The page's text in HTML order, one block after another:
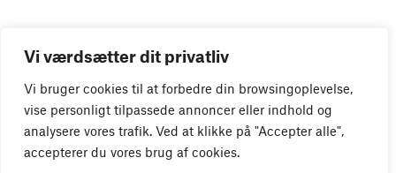
Vi værdsætter dit privatliv
Vi bruger cookies til at forbedre din browsingoplevelse,
vise personligt tilpassede annoncer eller indhold og
analysere vores trafik. Ved at klikke på "Accepter alle",
accepterer du vores brug af cookies.